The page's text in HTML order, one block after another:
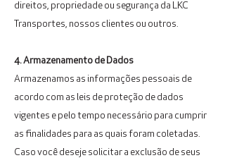
direitos, propriedade ou segurança da LKC
Transportes, nossos clientes ou outros.
4. Armazenamento de Dados
Armazenamos as informações pessoais de
acordo com as leis de proteção de dados
vigentes e pelo tempo necessário para cumprir
as finalidades para as quais foram coletadas.
Caso você deseje solicitar a exclusão de seus